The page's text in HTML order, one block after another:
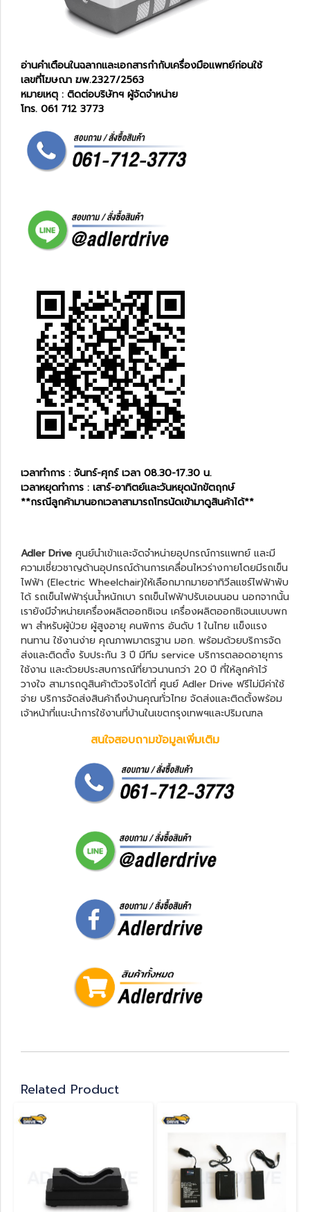
อ่านคำเตือนในฉลากและเอกสารกำกับเครื่องมือแพทย์ก่อนใช้
เลขที่โฆษณา ฆพ.2327/2563
หมายเหตุ : ติดต่อบริษัทฯ ผู้จัดจำหน่าย
โทร. 061 712 3773
เวลาทำการ : จันทร์-ศุกร์ เวลา 08.30-17.30 น.
เวลาหยุดทำการ : เสาร์-อาทิตย์และวันหยุดนักขัตฤกษ์
**กรณีลูกค้ามานอกเวลาสามารถโทรนัดเข้ามาดูสินค้าได้**
Adler Drive ศูนย์นำเข้าและจัดจำหน่ายอุปกรณ์การแพทย์ และมี
ความเชี่ยวชาญด้านอุปกรณ์ด้านการเคลื่อนไหวร่างกายโดยมีรถเข็น
ไฟฟ้า (Electric Wheelchair)ให้เลือกมากมายอาทิวีลแชร์ไฟฟ้าพับ
ได้ รถเข็นไฟฟ้ารุ่นน้ำหนักเบา รถเข็นไฟฟ้าปรับเอนนอน นอกจากนั้น
เรายังมีจำหน่ายเครื่องผลิตออกซิเจน เครื่องผลิตออกซิเจนแบบพก
พา สำหรับผู้ป่วย ผู้สูงอายุ คนพิการ อันดับ 1 ในไทย แข็งแรง
ทนทาน ใช้งานง่าย คุณภาพมาตรฐาน มอก. พร้อมด้วยบริการจัด
ส่งและติดตั้ง รับประกัน 3 ปี มีทีม service บริการตลอดอายุการ
ใช้งาน และด้วยประสบการณ์ที่ยาวนานกว่า 20 ปี ที่ให้ลูกค้าไว้
วางใจ สามารถดูสินค้าตัวจริงได้ที่ ศูนย์ Adler Drive ฟรีไม่มีค่าใช้
จ่าย บริการจัดส่งสินค้าถึงบ้านคุณทั่วไทย จัดส่งและติดตั้งพร้อม
เจ้าหน้าที่แนะนำการใช้งานที่บ้านในเขตกรุงเทพฯและปริมณฑล
สนใจสอบถามข้อมูลเพิ่มเติม
Related Product